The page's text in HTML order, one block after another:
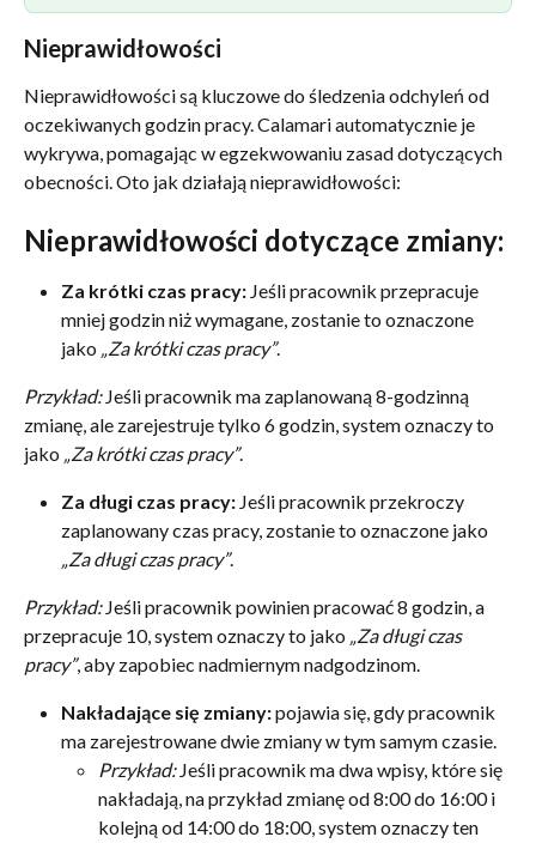
Nieprawidłowości
Nieprawidłowości są kluczowe do śledzenia odchyleń od
oczekiwanych godzin pracy. Calamari automatycznie je
wykrywa, pomagając w egzekwowaniu zasad dotyczących
obecności. Oto jak działają nieprawidłowości:
Nieprawidłowości dotyczące zmiany:
Za krótki czas pracy: Jeśli pracownik przepracuje
mniej godzin niż wymagane, zostanie to oznaczone
jako „Za krótki czas pracy”.
Przykład: Jeśli pracownik ma zaplanowaną 8-godzinną
zmianę, ale zarejestruje tylko 6 godzin, system oznaczy to
jako „Za krótki czas pracy”.
Za długi czas pracy: Jeśli pracownik przekroczy
zaplanowany czas pracy, zostanie to oznaczone jako
„Za długi czas pracy”.
Przykład: Jeśli pracownik powinien pracować 8 godzin, a
przepracuje 10, system oznaczy to jako „Za długi czas
pracy”, aby zapobiec nadmiernym nadgodzinom.
Nakładające się zmiany: pojawia się, gdy pracownik
ma zarejestrowane dwie zmiany w tym samym czasie.
Przykład: Jeśli pracownik ma dwa wpisy, które się
nakładają, na przykład zmianę od 8:00 do 16:00 i
kolejną od 14:00 do 18:00, system oznaczy ten